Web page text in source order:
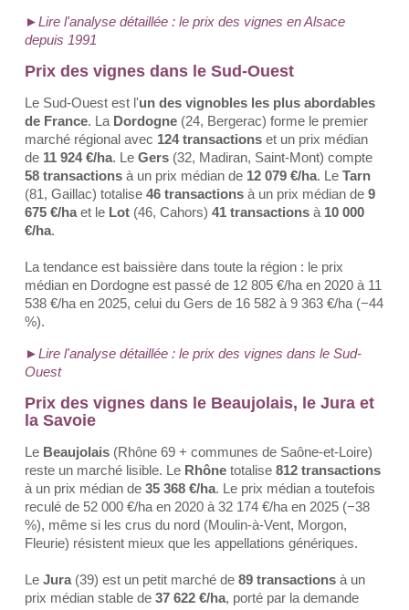
►Lire l'analyse détaillée : le prix des vignes en Alsace
depuis 1991
Prix des vignes dans le Sud-Ouest
Le Sud-Ouest est l'un des vignobles les plus abordables
de France. La Dordogne (24, Bergerac) forme le premier
marché régional avec 124 transactions et un prix médian
de 11 924 €/ha. Le Gers (32, Madiran, Saint-Mont) compte
58 transactions à un prix médian de 12 079 €/ha. Le Tarn
(81, Gaillac) totalise 46 transactions à un prix médian de 9
675 €/ha et le Lot (46, Cahors) 41 transactions à 10 000
€/ha.
La tendance est baissière dans toute la région : le prix
médian en Dordogne est passé de 12 805 €/ha en 2020 à 11
538 €/ha en 2025, celui du Gers de 16 582 à 9 363 €/ha (−44
%).
►Lire l'analyse détaillée : le prix des vignes dans le Sud-
Ouest
Prix des vignes dans le Beaujolais, le Jura et
la Savoie
Le Beaujolais (Rhône 69 + communes de Saône-et-Loire)
reste un marché lisible. Le Rhône totalise 812 transactions
à un prix médian de 35 368 €/ha. Le prix médian a toutefois
reculé de 52 000 €/ha en 2020 à 32 174 €/ha en 2025 (−38
%), même si les crus du nord (Moulin-à-Vent, Morgon,
Fleurie) résistent mieux que les appellations génériques.
Le Jura (39) est un petit marché de 89 transactions à un
prix médian stable de 37 622 €/ha, porté par la demande